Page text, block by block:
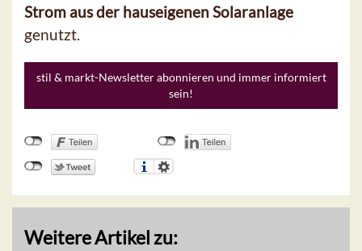
Strom aus der hauseigenen Solaranlage
genutzt.
stil & markt-Newsletter abonnieren und immer informiert
sein!
Weitere Artikel zu: